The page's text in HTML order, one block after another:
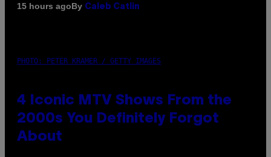
15 hours agoBy Caleb Catlin
PHOTO: PETER KRAMER / GETTY IMAGES
4 Iconic MTV Shows From the
2000s You Definitely Forgot
About